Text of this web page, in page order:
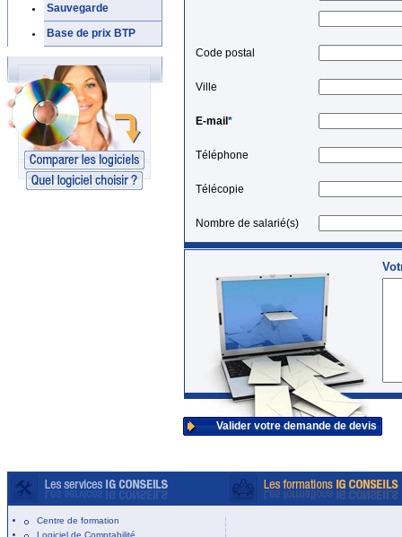
Sauvegarde
Base de prix BTP
Code postal
Ville
E-mail *
Téléphone
Télécopie
Nombre de salarié(s)
Valider votre demande de devis
Centre de formation
Logiciel de Comptabilité